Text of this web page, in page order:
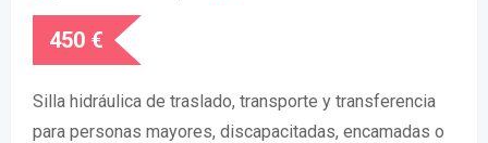
450 €
Silla hidráulica de traslado, transporte y transferencia
para personas mayores, discapacitadas, encamadas o